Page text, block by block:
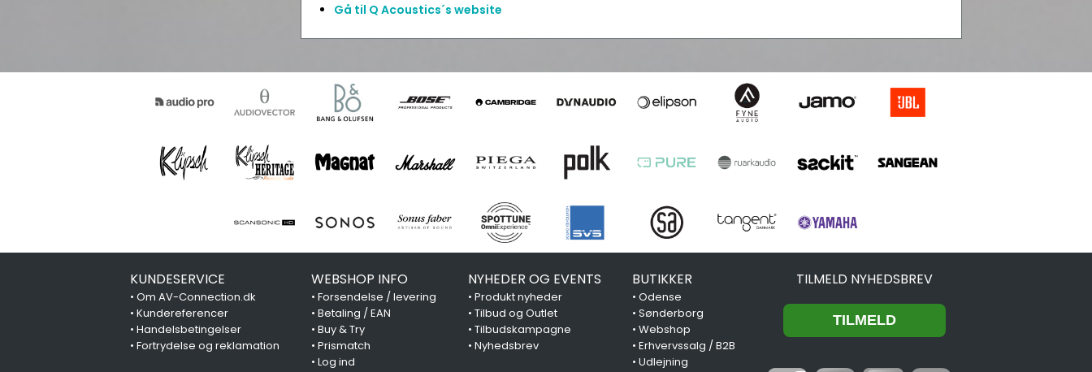
Gå til Q Acoustics´s website
KUNDESERVICE
• Om AV-Connection.dk
• Kundereferencer
• Handelsbetingelser
• Fortrydelse og reklamation
WEBSHOP INFO
• Forsendelse / levering
• Betaling / EAN
• Buy & Try
• Prismatch
• Log ind
NYHEDER OG EVENTS
• Produkt nyheder
• Tilbud og Outlet
• Tilbudskampagne
• Nyhedsbrev
BUTIKKER
•Odense
•Sønderborg
•Webshop
•Erhvervssalg / B2B
•Udlejning
TILMELD NYHEDSBREV